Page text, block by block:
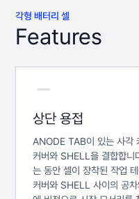
각형 배터리 셀
Features
상단 용접
ANODE TAB이 있는 사각
커버와 SHELL을 결합합니
는 동안 셀이 장착된 작업
커버와 SHELL 사이의 공